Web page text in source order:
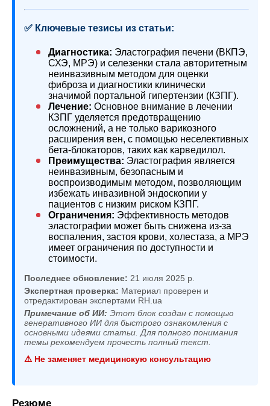
✅ Ключевые тезисы из статьи:
Диагностика: Эластография печени (ВКПЭ,
СХЭ, МРЭ) и селезенки стала авторитетным
неинвазивным методом для оценки
фиброза и диагностики клинически
значимой портальной гипертензии (КЗПГ).
Лечение: Основное внимание в лечении
КЗПГ уделяется предотвращению
осложнений, а не только варикозного
расширения вен, с помощью неселективных
бета-блокаторов, таких как карведилол.
Преимущества: Эластография является
неинвазивным, безопасным и
воспроизводимым методом, позволяющим
избежать инвазивной эндоскопии у
пациентов с низким риском КЗПГ.
Ограничения: Эффективность методов
эластографии может быть снижена из-за
воспаления, застоя крови, холестаза, а МРЭ
имеет ограничения по доступности и
стоимости.
Последнее обновление: 21 июля 2025 р.
Экспертная проверка: Материал проверен и
отредактирован экспертами RH.ua
Примечание об ИИ: Этот блок создан с помощью
генеративного ИИ для быстрого ознакомления с
основными идеями статьи. Для полного понимания
темы рекомендуем прочесть полный текст.
⚠️ Не заменяет медицинскую консультацию
Резюме